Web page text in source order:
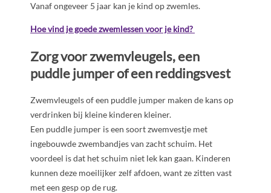
Vanaf ongeveer 5 jaar kan je kind op zwemles.
Hoe vind je goede zwemlessen voor je kind?
Zorg voor zwemvleugels, een
puddle jumper of een reddingsvest
Zwemvleugels of een puddle jumper maken de kans op
verdrinken bij kleine kinderen kleiner.
Een puddle jumper is een soort zwemvestje met
ingebouwde zwembandjes van zacht schuim. Het
voordeel is dat het schuim niet lek kan gaan. Kinderen
kunnen deze moeilijker zelf afdoen, want ze zitten vast
met een gesp op de rug.